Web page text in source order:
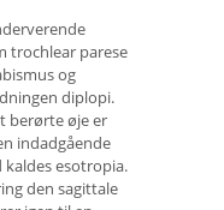
trochlear parese
og
diplopi.
berørte øje er
indadgående
esotropia.
den sagittale